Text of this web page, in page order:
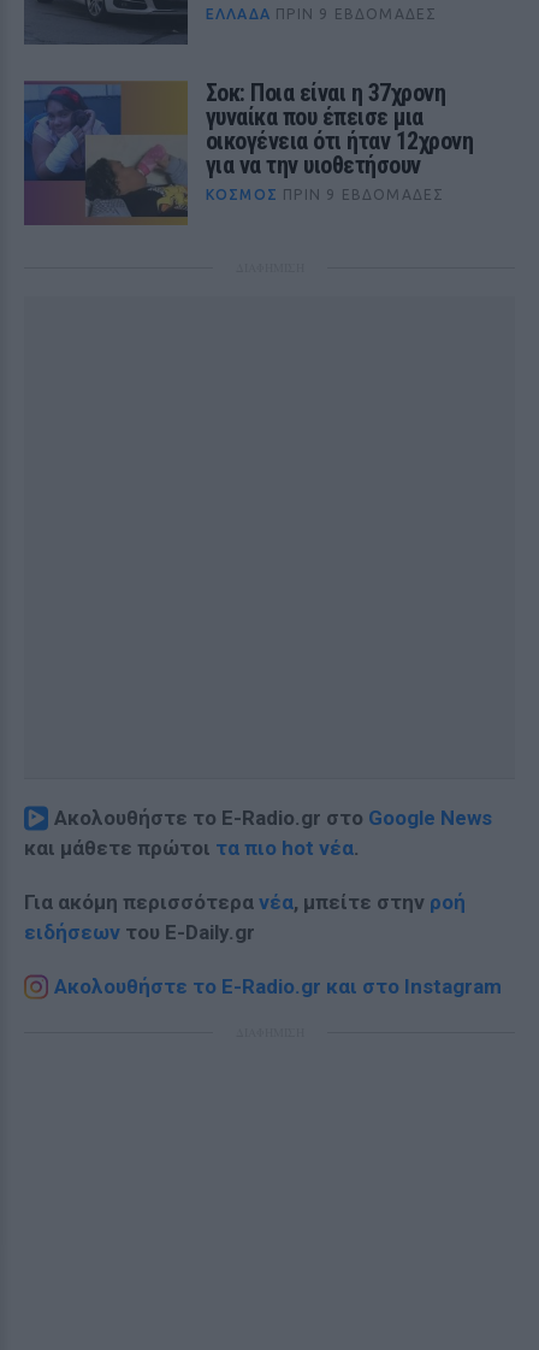
ΕΛΛΆΔΑ ΠΡΙΝ 9 ΕΒΔΟΜΆΔΕΣ
Σοκ: Ποια είναι η 37χρονη
γυναίκα που έπεισε μια
οικογένεια ότι ήταν 12χρονη
για να την υιοθετήσουν
ΚΌΣΜΟΣ ΠΡΙΝ 9 ΕΒΔΟΜΆΔΕΣ
Ακολουθήστε το E-Radio.gr στο Google News
και μάθετε πρώτοι τα πιο hot νέα.
Για ακόμη περισσότερα νέα, μπείτε στην ροή
ειδήσεων του E-Daily.gr
Ακολουθήστε το E-Radio.gr και στο Instagram